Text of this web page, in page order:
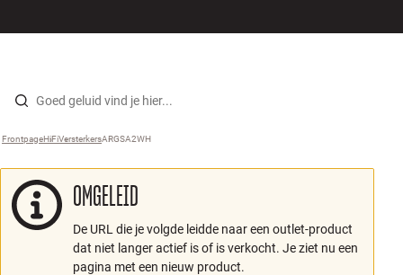
Skip to content
Luidsprekers
Koptelefoons
Surround
Frontpage ›
HiFi ›
Versterkers ›
ARGSA2WH
OMGELEID
De URL die je volgde leidde naar een outlet-product
dat niet langer actief is of is verkocht. Je ziet nu een
pagina met een nieuw product.